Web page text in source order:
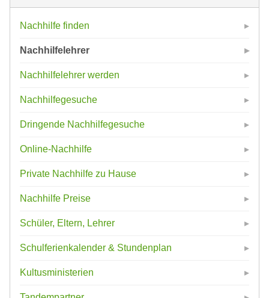
Nachhilfe finden
Nachhilfelehrer
Nachhilfelehrer werden
Nachhilfegesuche
Dringende Nachhilfegesuche
Online-Nachhilfe
Private Nachhilfe zu Hause
Nachhilfe Preise
Schüler, Eltern, Lehrer
Schulferienkalender & Stundenplan
Kultusministerien